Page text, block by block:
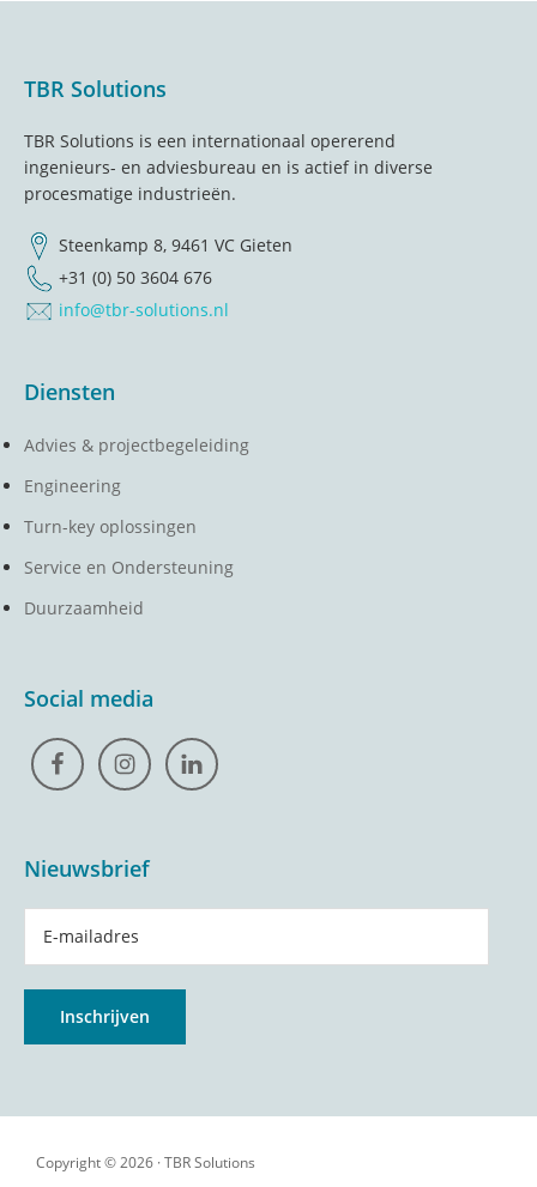
Footer
TBR Solutions
TBR Solutions is een internationaal opererend
ingenieurs- en adviesbureau en is actief in diverse
procesmatige industrieën.
Steenkamp 8, 9461 VC Gieten
+31 (0) 50 3604 676
info@tbr-solutions.nl
Diensten
Advies & projectbegeleiding
Engineering
Turn-key oplossingen
Service en Ondersteuning
Duurzaamheid
Social media
Nieuwsbrief
Copyright © 2026 ·TBR Solutions